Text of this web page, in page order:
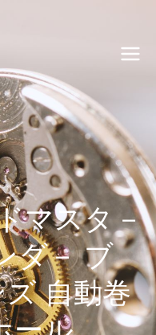
修理
ホー
チ職
マスタ－
ダ－ ブ
自動巻